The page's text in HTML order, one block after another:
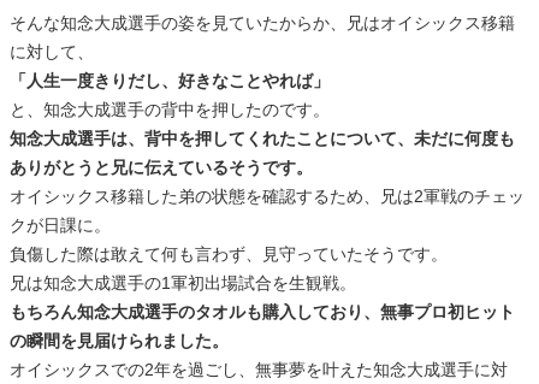
そんな知念大成選手の姿を見ていたからか、兄はオイシックス移籍
に対して、
「人生一度きりだし、好きなことやれば」
と、知念大成選手の背中を押したのです。
知念大成選手は、背中を押してくれたことについて、未だに何度も
ありがとうと兄に伝えているそうです。
オイシックス移籍した弟の状態を確認するため、兄は2軍戦のチェッ
クが日課に。
負傷した際は敢えて何も言わず、見守っていたそうです。
兄は知念大成選手の1軍初出場試合を生観戦。
もちろん知念大成選手のタオルも購入しており、無事プロ初ヒット
の瞬間を見届けられました。
オイシックスでの2年を過ごし、無事夢を叶えた知念大成選手に対